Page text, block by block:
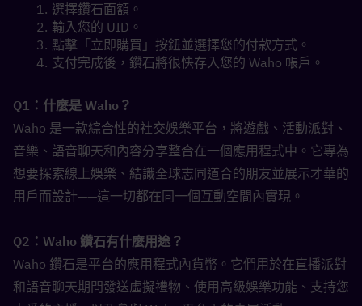
選擇鑽石面額。
輸入您的 UID。
點擊「立即購買」按鈕並選擇您的付款方式。
支付完成後，鑽石將很快存入您的 Waho 帳戶。
Q1：什麼是 Waho？
Waho 是一款綜合性的社交娛樂平台，將遊戲、活動派對、
音樂、語音聊天和內容分享整合在一個應用程式中。它專為
想要探索線上娛樂、結識全球志同道合的朋友並展示才華的
用戶而設計——這一切都在同一個互動空間內實現。
Q2：Waho 鑽石有什麼用途？
Waho 鑽石是平台的應用程式內貨幣。它們用於在直播派對
和語音聊天期間發送虛擬禮物、使用高級娛樂功能、支持您